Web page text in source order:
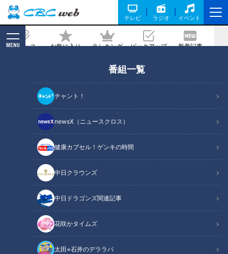
テレビ ラジオ イベント
ニュース お気に入り ランキング ピックアップ 新着記事
MENU
番組一覧
チャント！
newsX（ニュースクロス）
健康カプセル！ゲンキの時間
中日クラウンズ
中日ドラゴンズ関連記事
花咲かタイムズ
太田×石井のデララバ
車」の選び方！
記事に戻る